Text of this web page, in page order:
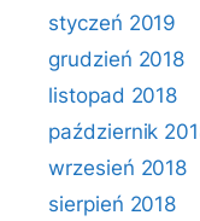
styczeń 2019
grudzień 2018
listopad 2018
październik
wrzesień 2018
sierpień 2018